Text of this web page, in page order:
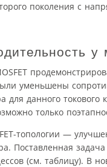
поколения с
у
уменьшены
для данного
только
топологии —
Поставленная
(см. таблицу). В